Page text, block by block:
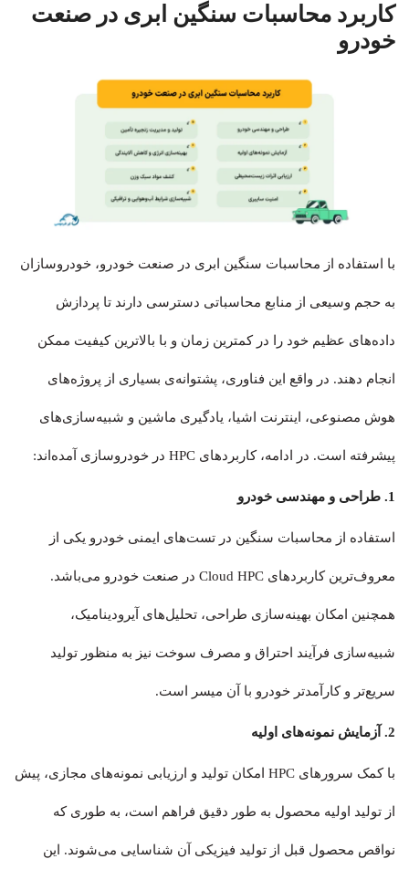
کاربرد محاسبات سنگین ابری در صنعت
خودرو
با استفاده از محاسبات سنگین ابری در صنعت خودرو، خودروسازان
به حجم وسیعی از منابع محاسباتی دسترسی دارند تا پردازش
داده‌های عظیم خود را در کمترین زمان و با بالاترین کیفیت ممکن
انجام دهند. در واقع این فناوری، پشتوانه‌ی بسیاری از پروژه‌های
هوش مصنوعی، اینترنت اشیا، یادگیری ماشین و شبیه‌سازی‌های
پیشرفته است. در ادامه، کاربردهای HPC در خودروسازی آمده‌اند:
1. طراحی و مهندسی خودرو
استفاده از محاسبات سنگین در تست‌های ایمنی خودرو یکی از
معروف‌ترین کاربردهای Cloud HPC در صنعت خودرو می‌باشد.
همچنین امکان بهینه‌سازی طراحی، تحلیل‌های آیرودینامیک،
شبیه‌سازی فرآیند احتراق و مصرف سوخت نیز به منظور تولید
سریع‌تر و کارآمدتر خودرو با آن میسر است.
2. آزمایش نمونه‌های اولیه
با کمک سرورهای HPC امکان تولید و ارزیابی نمونه‌های مجازی، پیش
از تولید اولیه محصول به طور دقیق فراهم است، به طوری که
نواقص محصول قبل از تولید فیزیکی آن شناسایی می‌شوند. این